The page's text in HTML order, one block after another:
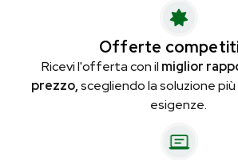
Offerte
Ricevi l'offerta con il miglior
prezzo,scegliendo la soluzione
esigenze.